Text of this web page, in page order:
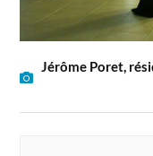
Jérôme Poret,